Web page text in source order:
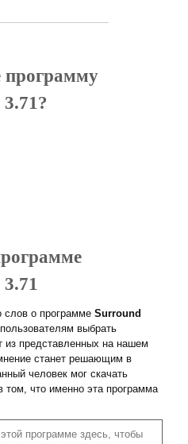
программу
слов о программе Surround
выбрать
из представленных на нашем
станет решающим в
человек мог скачать
том, что именно эта программа